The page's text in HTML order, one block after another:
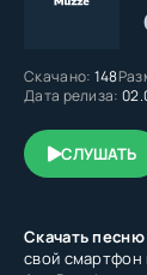
Скачано: 148
Дата релиза:
СЛУШАТЬ
Скачать
свой смартфон